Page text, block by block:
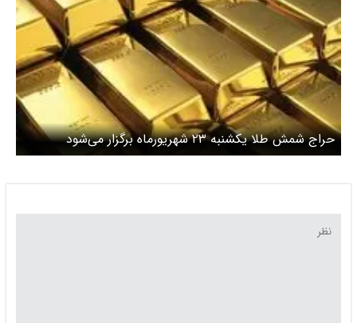
حراج شمش طلا یکشنبه ۲۳ شهریورماه برگزار می‌شود